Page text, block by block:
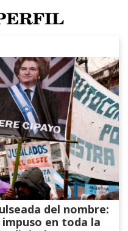
del nombre:
en toda la